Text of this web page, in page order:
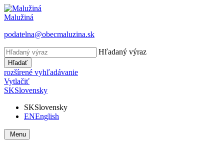
Malužiná
podatelna@obecmaluzina.sk
Hľadaný výraz
Hľadať
rozšírené vyhľadávanie
Vytlačiť
SKSlovensky
SKSlovensky
ENEnglish
Menu